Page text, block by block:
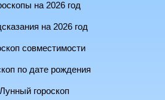
на 2026 год
на 2026 год
совместимости
по дате рождения
Лунный гороскоп